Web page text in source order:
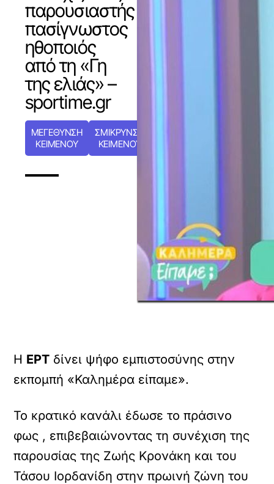
παρουσιαστής
πασίγνωστος
ηθοποιός
από τη «Γη
της ελιάς» –
sportime.gr
ΜΕΓΕΘΥΝΣΗ
ΚΕΙΜΕΝΟΥ
ΣΜΙΚΡΥΝΣΗ
ΚΕΙΜΕΝΟΥ
Η ΕΡΤ δίνει ψήφο εμπιστοσύνης στην
εκπομπή «Καλημέρα είπαμε».
Το κρατικό κανάλι έδωσε το πράσινο
φως , επιβεβαιώνοντας τη συνέχιση της
παρουσίας της Ζωής Κρονάκη και του
Τάσου Ιορδανίδη στην πρωινή ζώνη του